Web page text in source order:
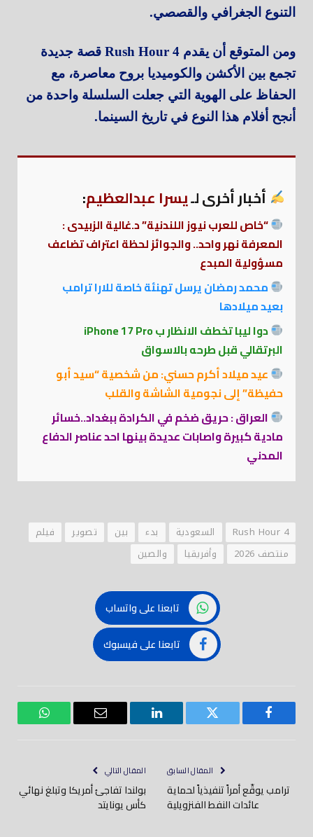
التنوع الجغرافي والقصصي.
ومن المتوقع أن يقدم Rush Hour 4 قصة جديدة
تجمع بين الأكشن والكوميديا بروح معاصرة، مع
الحفاظ على الهوية التي جعلت السلسلة واحدة من
أنجح أفلام هذا النوع في تاريخ السينما.
أخبار أخرى لـيسرا عبدالعظيم:
“خاص للعرب نيوز اللندنية” د.غالية الزبيدى :
المعرفة نهر واحد.. والجوائز لحظة اعتراف تضاعف
مسؤولية المبدع
محمد رمضان يرسل تهنئة خاصة للارا ترامب
بعيد ميلادها
دوا ليبا تخطف الانظار ب iPhone 17 Pro
البرتقالي قبل طرحه بالاسواق
عيد ميلاد أكرم حسني: من شخصية “سيد أبو
حفيظة” إلى نجومية الشاشة والقلب
العراق : حريق ضخم في الكرادة ببغداد..خسائر
مادية كبيرة واصابات عديدة بينها احد عناصر الدفاع
المدني
Rush Hour 4 السعودية بدء بين تصوير
فيلم
منتصف 2026
وأفريقيا والصين
تابعنا على واتساب
تابعنا على فيسبوك
فيسبوك تويتر لينكدود
بريد
واتساب
المقال السابق
ترامب يوقّع أمراً تنفيذياً لحماية
عائدات النفط الفنزويلية
المقال التالي
بولندا تفاجئ أمريكا وتبلغ نهائي
كأس يونايتد